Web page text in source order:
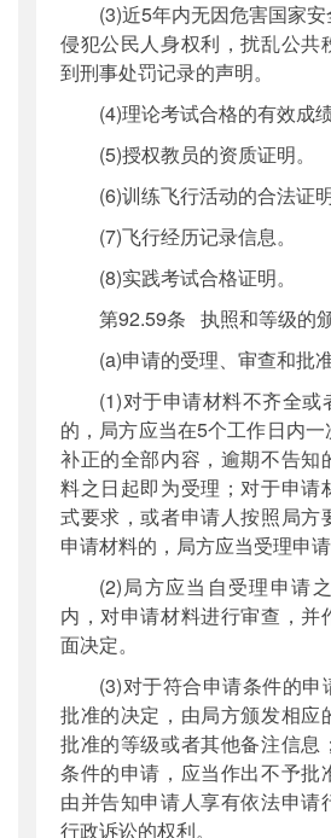
(3)近5年内无因危害国家
侵犯公民人身权利，扰乱公共
到刑事处罚记录的声明。
(4)理论考试合格的有效成绩
(5)授权教员的资质证明。
(6)训练飞行活动的合法证明
(7)飞行经历记录信息。
(8)实践考试合格证明。
第92.59条 执照和等级的
(a)申请的受理、审查和批
(1)对于申请材料不齐全或
的，局方应当在5个工作日内
补正的全部内容，逾期不告知
料之日起即为受理；对于申请
式要求，或者申请人按照局方
申请材料的，局方应当受理申请
(2)局方应当自受理申请
内，对申请材料进行审查，并
面决定。
(3)对于符合申请条件的申
批准的决定，由局方颁发相应
批准的等级或者其他备注信息
条件的申请，应当作出不予批
由并告知申请人享有依法申请
行政诉讼的权利。